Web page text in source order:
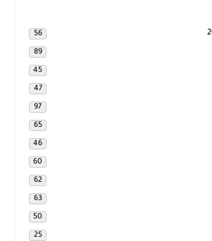
56
89
45
47
97
65
46
60
62
63
50
25